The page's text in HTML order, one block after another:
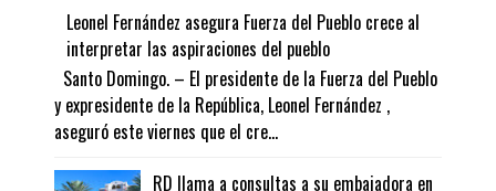
Leonel Fernández asegura Fuerza del Pueblo crece al
interpretar las aspiraciones del pueblo
Santo Domingo. – El presidente de la Fuerza del Pueblo
y expresidente de la República, Leonel Fernández ,
aseguró este viernes que el cre...
RD llama a consultas a su embajadora en